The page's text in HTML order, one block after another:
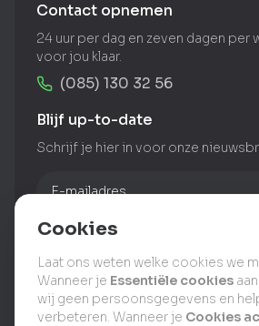
Contact opnemen
24 uur per dag en zeven dagen per
voor jou klaar.
(085) 130 32 56
Blijf up-to-date
Schrijf je hier in voor onze
Gratis
Cookies
Laat ons weten welke cookies we
Wanneer je Essentiële cookies
wij geen persoonsgegevens en
verbeteren. Wanneer je Cookies